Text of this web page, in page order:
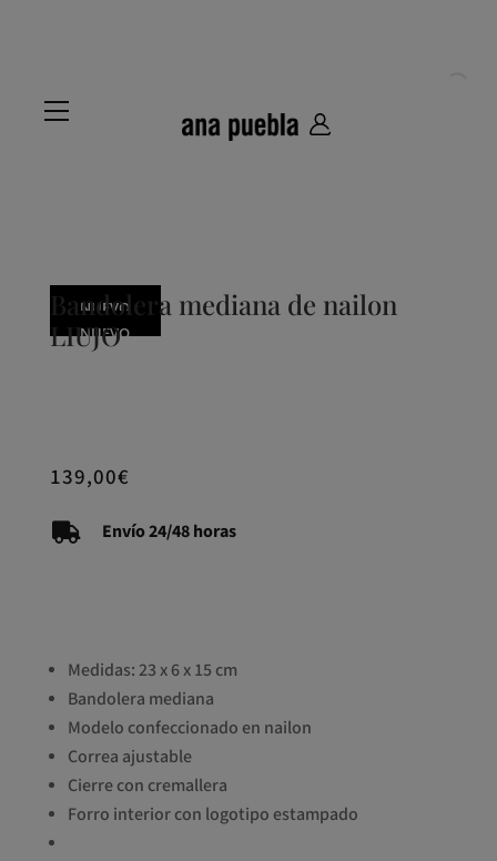
NUEVO
NUEVO
NUEVO
NUEVO
NUEVO
Bandolera mediana de nailon
LIUJO
139,00€
 Envío 24/48 horas
Medidas: 23 x 6 x 15 cm
Bandolera mediana
Modelo confeccionado en nailon
Correa ajustable
Cierre con cremallera
Forro interior con logotipo estampado